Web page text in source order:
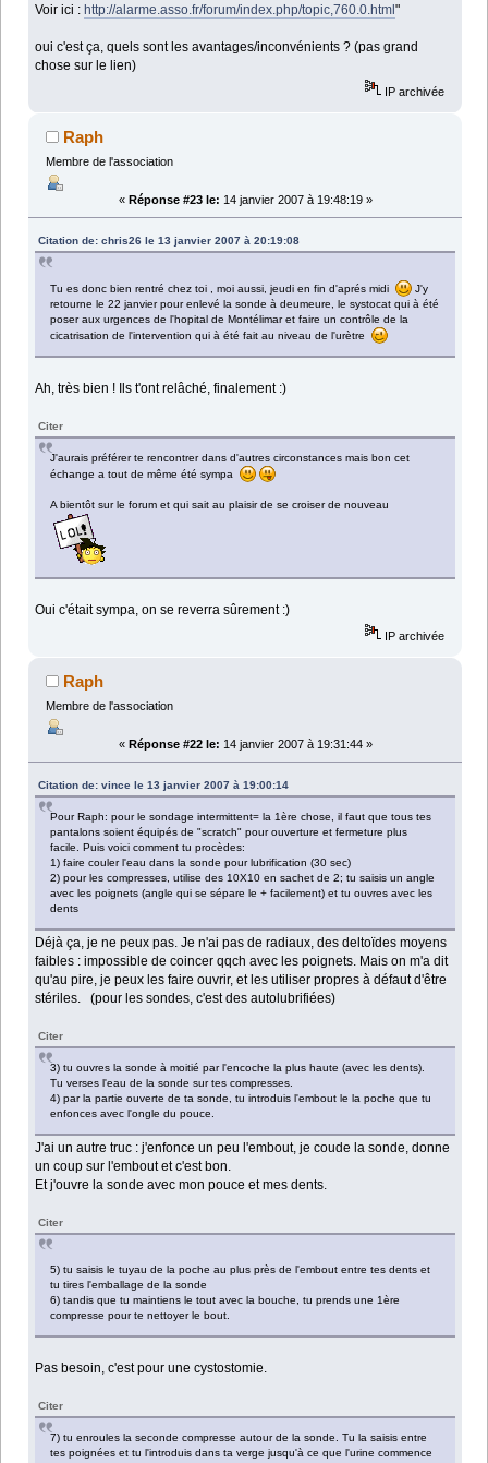
Voir ici :http://alarme.asso.fr/forum/index.php/topic,760.0.html"
oui c'est ça, quels sont les avantages/inconvénients ? (pas grand
chose sur le lien)
IP archivée
Raph
Membre de l'association
« Réponse #23 le: 14 janvier 2007 à 19:48:19 »
Citation de: chris26 le 13 janvier 2007 à 20:19:08
Tu es donc bien rentré chez toi , moi aussi, jeudi en fin d'aprés midi
J'y
retourne le 22 janvier pour enlevé la sonde à deumeure, le systocat qui à été
poser aux urgences de l'hopital de Montélimar et faire un contrôle de la
cicatrisation de l'intervention qui à été fait au niveau de l'urètre
Ah, très bien ! Ils t'ont relâché, finalement :)
Citer
J'aurais préférer te rencontrer dans d'autres circonstances mais bon cet
échange a tout de même été sympa
A bientôt sur le forum et qui sait au plaisir de se croiser de nouveau
Oui c'était sympa, on se reverra sûrement :)
IP archivée
Raph
Membre de l'association
« Réponse #22 le: 14 janvier 2007 à 19:31:44 »
Citation de: vince le 13 janvier 2007 à 19:00:14
Pour Raph: pour le sondage intermittent= la 1ère chose, il faut que tous tes
pantalons soient équipés de "scratch" pour ouverture et fermeture plus
facile. Puis voici comment tu procèdes:
1) faire couler l'eau dans la sonde pour lubrification (30 sec)
2) pour les compresses, utilise des 10X10 en sachet de 2; tu saisis un angle
avec les poignets (angle qui se sépare le + facilement) et tu ouvres avec les
dents
Déjà ça, je ne peux pas. Je n'ai pas de radiaux, des deltoïdes moyens
faibles : impossible de coincer qqch avec les poignets. Mais on m'a dit
qu'au pire, je peux les faire ouvrir, et les utiliser propres à défaut d'être
stériles. (pour les sondes, c'est des autolubrifiées)
Citer
3) tu ouvres la sonde à moitié par l'encoche la plus haute (avec les dents).
Tu verses l'eau de la sonde sur tes compresses.
4) par la partie ouverte de ta sonde, tu introduis l'embout le la poche que tu
enfonces avec l'ongle du pouce.
J'ai un autre truc : j'enfonce un peu l'embout, je coude la sonde, donne
un coup sur l'embout et c'est bon.
Et j'ouvre la sonde avec mon pouce et mes dents.
Citer
5) tu saisis le tuyau de la poche au plus près de l'embout entre tes dents et
tu tires l'emballage de la sonde
6) tandis que tu maintiens le tout avec la bouche, tu prends une 1ère
compresse pour te nettoyer le bout.
Pas besoin, c'est pour une cystostomie.
Citer
7) tu enroules la seconde compresse autour de la sonde. Tu la saisis entre
tes poignées et tu l'introduis dans ta verge jusqu'à ce que l'urine commence